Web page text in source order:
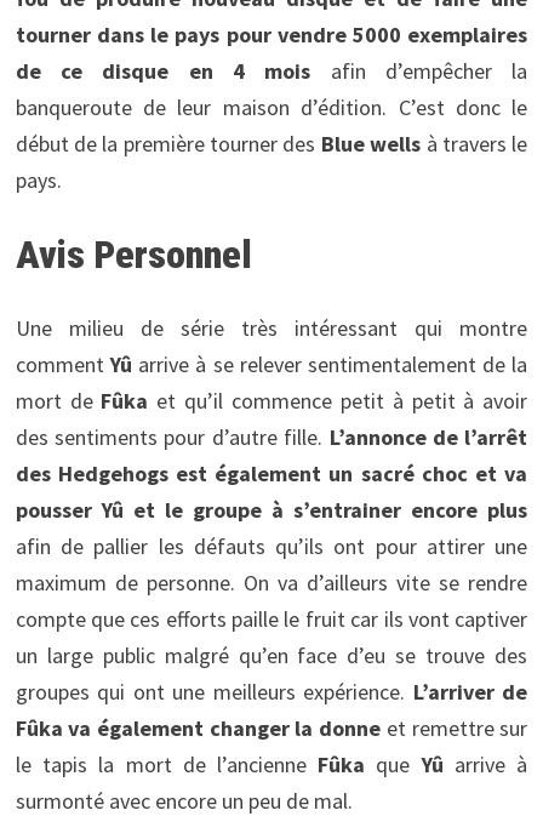
tourner dans le pays pour vendre 5000 exemplaires
de ce disque en 4 mois afin d’empêcher la
banqueroute de leur maison d’édition. C’est donc le
début de la première tourner des Blue wells à travers le
pays.
Avis Personnel
Une milieu de série très intéressant qui montre
commentYû arrive à se relever sentimentalement de la
mort de Fûka et qu’il commence petit à petit à avoir
des sentiments pour d’autre fille. L’annonce de l’arrêt
des Hedgehogs est également un sacré choc et va
pousser Yû et le groupe à s’entrainer encore plus
afin de pallier les défauts qu’ils ont pour attirer une
maximum de personne. On va d’ailleurs vite se rendre
compte que ces efforts paille le fruit car ils vont captiver
un large public malgré qu’en face d’eu se trouve des
groupes qui ont une meilleurs expérience. L’arriver de
Fûka va également changer la donne et remettre sur
le tapis la mort de l’ancienne Fûka queYû arrive à
surmonté avec encore un peu de mal.